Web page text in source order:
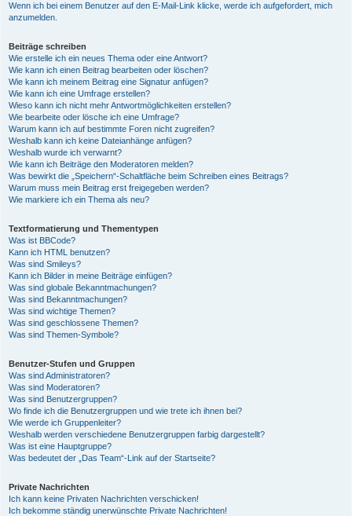
Wenn ich bei einem Benutzer auf den E-Mail-Link klicke, werde ich aufgefordert, mich
anzumelden.
Beiträge schreiben
Wie erstelle ich ein neues Thema oder eine Antwort?
Wie kann ich einen Beitrag bearbeiten oder löschen?
Wie kann ich meinem Beitrag eine Signatur anfügen?
Wie kann ich eine Umfrage erstellen?
Wieso kann ich nicht mehr Antwortmöglichkeiten erstellen?
Wie bearbeite oder lösche ich eine Umfrage?
Warum kann ich auf bestimmte Foren nicht zugreifen?
Weshalb kann ich keine Dateianhänge anfügen?
Weshalb wurde ich verwarnt?
Wie kann ich Beiträge den Moderatoren melden?
Was bewirkt die „Speichern“-Schaltfläche beim Schreiben eines Beitrags?
Warum muss mein Beitrag erst freigegeben werden?
Wie markiere ich ein Thema als neu?
Textformatierung und Thementypen
Was ist BBCode?
Kann ich HTML benutzen?
Was sind Smileys?
Kann ich Bilder in meine Beiträge einfügen?
Was sind globale Bekanntmachungen?
Was sind Bekanntmachungen?
Was sind wichtige Themen?
Was sind geschlossene Themen?
Was sind Themen-Symbole?
Benutzer-Stufen und Gruppen
Was sind Administratoren?
Was sind Moderatoren?
Was sind Benutzergruppen?
Wo finde ich die Benutzergruppen und wie trete ich ihnen bei?
Wie werde ich Gruppenleiter?
Weshalb werden verschiedene Benutzergruppen farbig dargestellt?
Was ist eine Hauptgruppe?
Was bedeutet der „Das Team“-Link auf der Startseite?
Private Nachrichten
Ich kann keine Privaten Nachrichten verschicken!
Ich bekomme ständig unerwünschte Private Nachrichten!